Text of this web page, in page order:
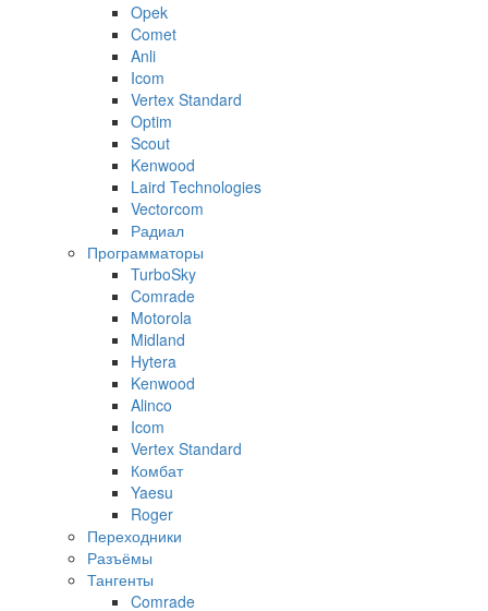
Opek
Comet
Anli
Icom
Vertex Standard
Optim
Scout
Kenwood
Laird Technologies
Vectorcom
Радиал
Программаторы
TurboSky
Comrade
Motorola
Midland
Hytera
Kenwood
Alinco
Icom
Vertex Standard
Комбат
Yaesu
Roger
Переходники
Разъёмы
Тангенты
Comrade